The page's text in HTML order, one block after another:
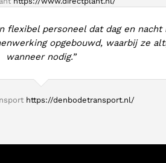
flexibel personeel dat dag en nacht
opgebouwd, waarbij ze
wanneer nodig.”
https://denbodetransport.nl/